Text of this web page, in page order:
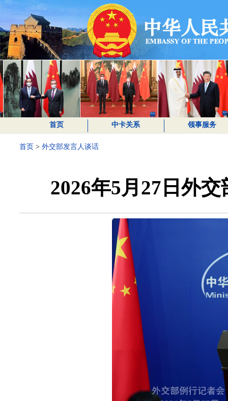
首页 中卡关系 领事服务
首页 > 外交部发言人谈话
2026年5月27日外